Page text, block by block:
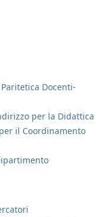
Docenti-
per la Didattica
il Coordinamento